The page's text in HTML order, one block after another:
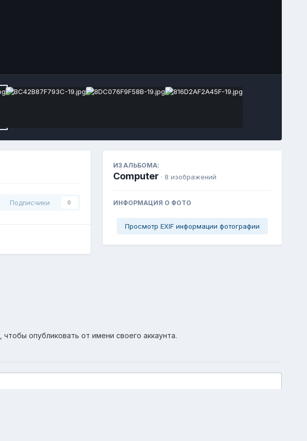
Подписчики 0
ИЗ АЛЬБОМА:
Computer · 8 изображений
ИНФОРМАЦИЯ О ФОТО
Просмотр EXIF информации фотографии
, чтобы опубликовать от имени своего аккаунта.